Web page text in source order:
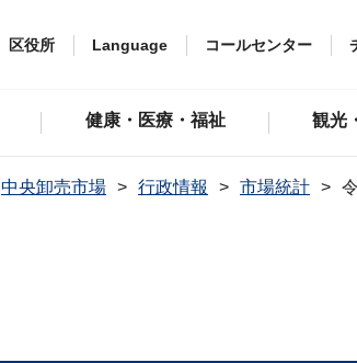
区役所 Language コールセンター
健康・医療・福祉 観光
中央卸売市場 行政情報 市場統計